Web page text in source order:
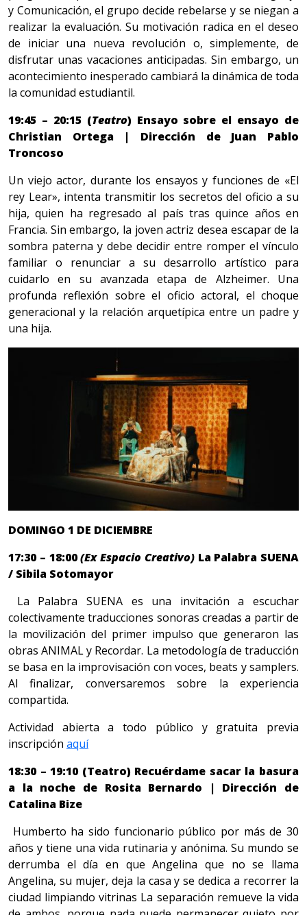
y Comunicación, el grupo decide rebelarse y se niegan a
realizar la evaluación. Su motivación radica en el deseo
de iniciar una nueva revolución o, simplemente, de
disfrutar unas vacaciones anticipadas. Sin embargo, un
acontecimiento inesperado cambiará la dinámica de toda
la comunidad estudiantil.
19:45 – 20:15 (Teatro) Ensayo sobre el ensayo de
Christian Ortega | Dirección de Juan Pablo
Troncoso
Un viejo actor, durante los ensayos y funciones de «El
rey Lear», intenta transmitir los secretos del oficio a su
hija, quien ha regresado al país tras quince años en
Francia. Sin embargo, la joven actriz desea escapar de la
sombra paterna y debe decidir entre romper el vínculo
familiar o renunciar a su desarrollo artístico para
cuidarlo en su avanzada etapa de Alzheimer. Una
profunda reflexión sobre el oficio actoral, el choque
generacional y la relación arquetípica entre un padre y
una hija.
DOMINGO 1 DE DICIEMBRE
17:30 – 18:00(Ex Espacio Creativo)La Palabra SUENA
/ Sibila Sotomayor
La Palabra SUENA es una invitación a escuchar
colectivamente traducciones sonoras creadas a partir de
la movilización del primer impulso que generaron las
obras ANIMAL y Recordar. La metodología de traducción
se basa en la improvisación con voces, beats y samplers.
Al finalizar, conversaremos sobre la experiencia
compartida.
Actividad abierta a todo público y gratuita previa
inscripción aquí
18:30 – 19:10 (Teatro) Recuérdame sacar la basura
a la noche de Rosita Bernardo | Dirección de
Catalina Bize
Humberto ha sido funcionario público por más de 30
años y tiene una vida rutinaria y anónima. Su mundo se
derrumba el día en que Angelina que no se llama
Angelina, su mujer, deja la casa y se dedica a recorrer la
ciudad limpiando vitrinas La separación remueve la vida